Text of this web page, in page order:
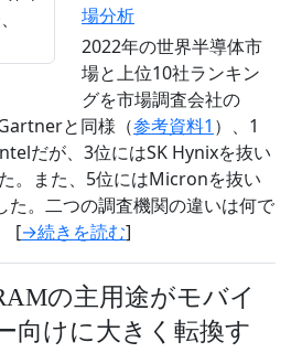
場分析
2022年の世界半導体市
場と上位10社ランキン
グを市場調査会社の
と同様（参考資料1 ）、1
だが、3位にはSK Hynixを抜い
。また、5位にはMicronを抜い
。二つの調査機関の違いは何で
[→続きを読む]
の主用途がモバイ
向けに大きく転換す